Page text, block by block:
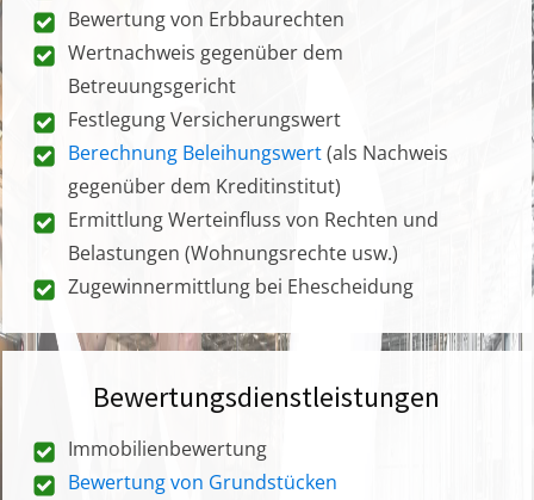
Bewertung von Erbbaurechten
Wertnachweis gegenüber dem
Betreuungsgericht
Festlegung Versicherungswert
Berechnung Beleihungswert(als Nachweis
gegenüber dem Kreditinstitut)
Ermittlung Werteinfluss von Rechten und
Belastungen (Wohnungsrechte usw.)
Zugewinnermittlung bei Ehescheidung
Bewertungsdienstleistungen
Immobilienbewertung
Bewertung von Grundstücken